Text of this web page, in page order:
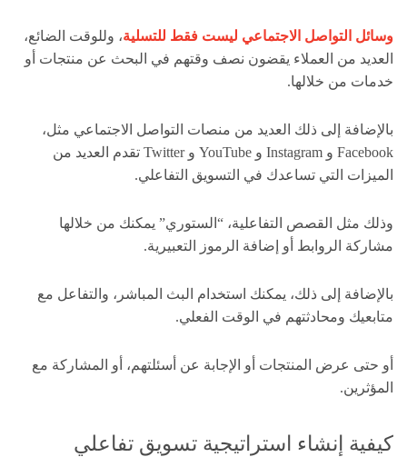
وسائل التواصل الاجتماعي ليست فقط للتسلية، وللوقت الضائع،
العديد من العملاء يقضون نصف وقتهم في البحث عن منتجات أو
خدمات من خلالها.
بالإضافة إلى ذلك العديد من منصات التواصل الاجتماعي مثل،
Facebook و Instagram و YouTube و Twitter تقدم العديد من
الميزات التي تساعدك في التسويق التفاعلي.
وذلك مثل القصص التفاعلية، “الستوري” يمكنك من خلالها
مشاركة الروابط أو إضافة الرموز التعبيرية.
بالإضافة إلى ذلك، يمكنك استخدام البث المباشر، والتفاعل مع
متابعيك ومحادثتهم في الوقت الفعلي.
أو حتى عرض المنتجات أو الإجابة عن أسئلتهم، أو المشاركة مع
المؤثرين.
كيفية إنشاء استراتيجية تسويق تفاعلي